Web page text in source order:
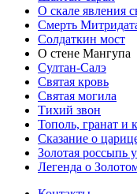
О скале явления
Смерть
Солдаткин мост
О стене Мангупа
Султан-Салэ
Святая кровь
Святая могила
Тихий звон
Тополь, гранат и
Сказание о
Золотая россыпь
Легенда о